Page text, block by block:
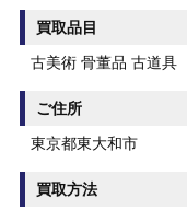
買取品目
古美術 骨董品 古道具
ご住所
東京都東大和市
買取方法